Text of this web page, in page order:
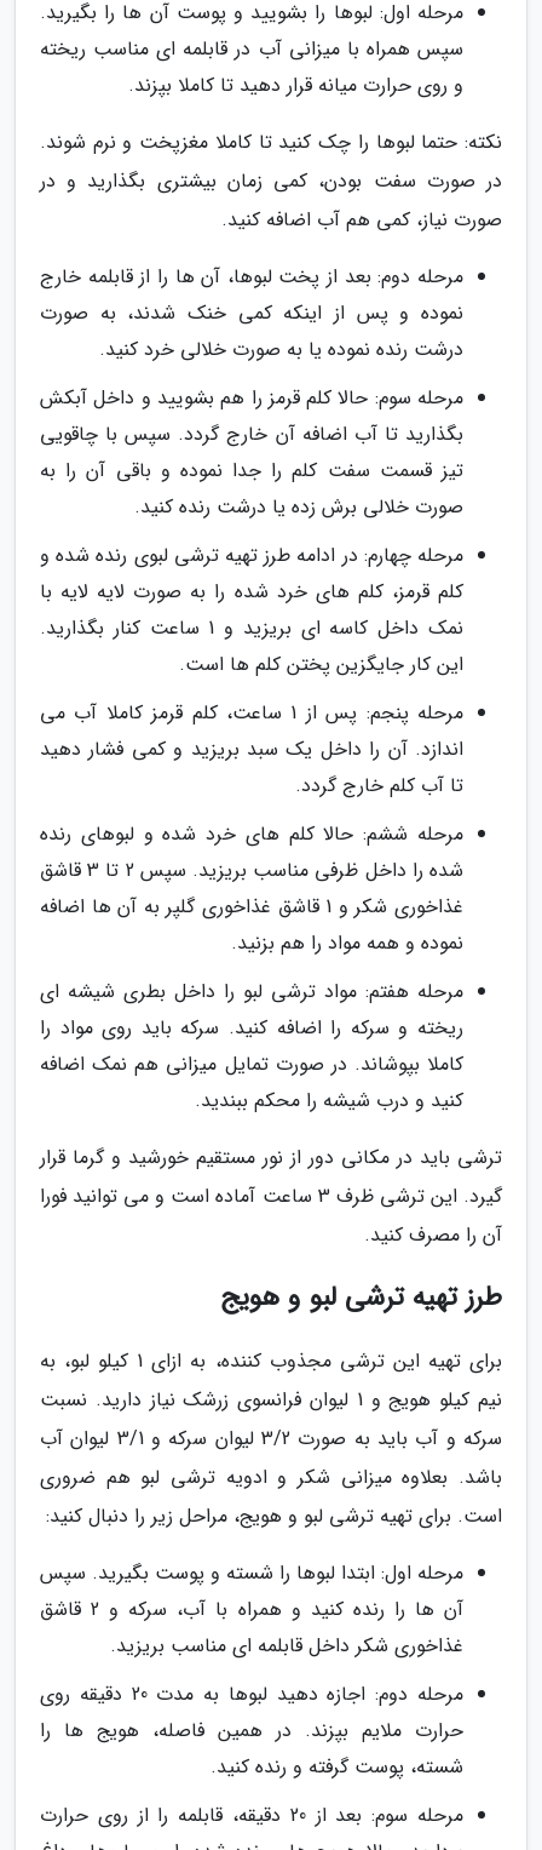
مرحله اول: لبوها را بشویید و پوست آن ها را بگیرید.
سپس همراه با میزانی آب در قابلمه ای مناسب ریخته
و روی حرارت میانه قرار دهید تا کاملا بپزند.
نکته: حتما لبوها را چک کنید تا کاملا مغزپخت و نرم شوند.
در صورت سفت بودن، کمی زمان بیشتری بگذارید و در
صورت نیاز، کمی هم آب اضافه کنید.
مرحله دوم: بعد از پخت لبوها، آن ها را از قابلمه خارج
نموده و پس از اینکه کمی خنک شدند، به صورت
درشت رنده نموده یا به صورت خلالی خرد کنید.
مرحله سوم: حالا کلم قرمز را هم بشویید و داخل آبکش
بگذارید تا آب اضافه آن خارج گردد. سپس با چاقویی
تیز قسمت سفت کلم را جدا نموده و باقی آن را به
صورت خلالی برش زده یا درشت رنده کنید.
مرحله چهارم: در ادامه طرز تهیه ترشی لبوی رنده شده و
کلم قرمز، کلم های خرد شده را به صورت لایه لایه با
نمک داخل کاسه ای بریزید و 1 ساعت کنار بگذارید.
این کار جایگزین پختن کلم ها است.
مرحله پنجم: پس از 1 ساعت، کلم قرمز کاملا آب می
اندازد. آن را داخل یک سبد بریزید و کمی فشار دهید
تا آب کلم خارج گردد.
مرحله ششم: حالا کلم های خرد شده و لبوهای رنده
شده را داخل ظرفی مناسب بریزید. سپس 2 تا 3 قاشق
غذاخوری شکر و 1 قاشق غذاخوری گلپر به آن ها اضافه
نموده و همه مواد را هم بزنید.
مرحله هفتم: مواد ترشی لبو را داخل بطری شیشه ای
ریخته و سرکه را اضافه کنید. سرکه باید روی مواد را
کاملا بپوشاند. در صورت تمایل میزانی هم نمک اضافه
کنید و درب شیشه را محکم ببندید.
ترشی باید در مکانی دور از نور مستقیم خورشید و گرما قرار
گیرد. این ترشی ظرف 3 ساعت آماده است و می توانید فورا
آن را مصرف کنید.
طرز تهیه ترشی لبو و هویج
برای تهیه این ترشی مجذوب کننده، به ازای 1 کیلو لبو، به
نیم کیلو هویج و 1 لیوان فرانسوی زرشک نیاز دارید. نسبت
سرکه و آب باید به صورت 3/2 لیوان سرکه و 3/1 لیوان آب
باشد. بعلاوه میزانی شکر و ادویه ترشی لبو هم ضروری
است. برای تهیه ترشی لبو و هویج، مراحل زیر را دنبال کنید:
مرحله اول: ابتدا لبوها را شسته و پوست بگیرید. سپس
آن ها را رنده کنید و همراه با آب، سرکه و 2 قاشق
غذاخوری شکر داخل قابلمه ای مناسب بریزید.
مرحله دوم: اجازه دهید لبوها به مدت 20 دقیقه روی
حرارت ملایم بپزند. در همین فاصله، هویج ها را
شسته، پوست گرفته و رنده کنید.
مرحله سوم: بعد از 20 دقیقه، قابلمه را از روی حرارت